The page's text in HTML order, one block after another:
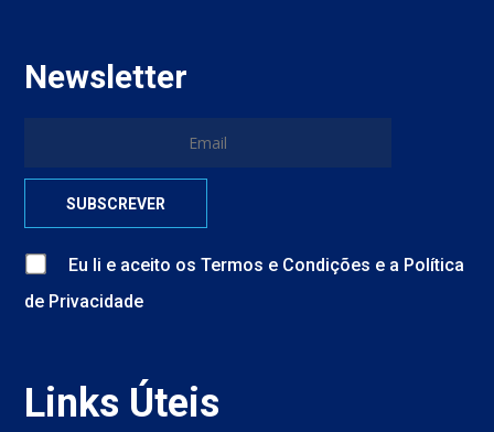
Newsletter
Eu li e aceito osTermos e Condições e a Política
de Privacidade
Links Úteis